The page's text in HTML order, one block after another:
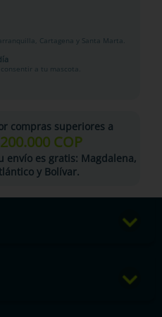
Cartagena y Santa Marta.
a tu mascota.
compras superiores a
COP
envío es gratis: Magdalena,
y Bolívar.